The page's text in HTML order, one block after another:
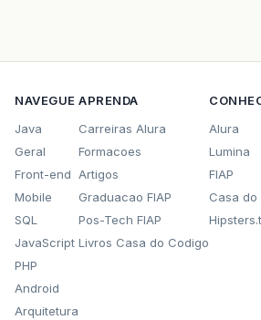
NAVEGUE
Java
Geral
Front-end
Mobile
SQL
JavaScript
PHP
Android
Arquitetura
APRENDA
Carreiras Alura
Formacoes
Artigos
Graduacao FIAP
Pos-Tech FIAP
Livros Casa do Codigo
Alura
Lumina
FIAP
Casa do